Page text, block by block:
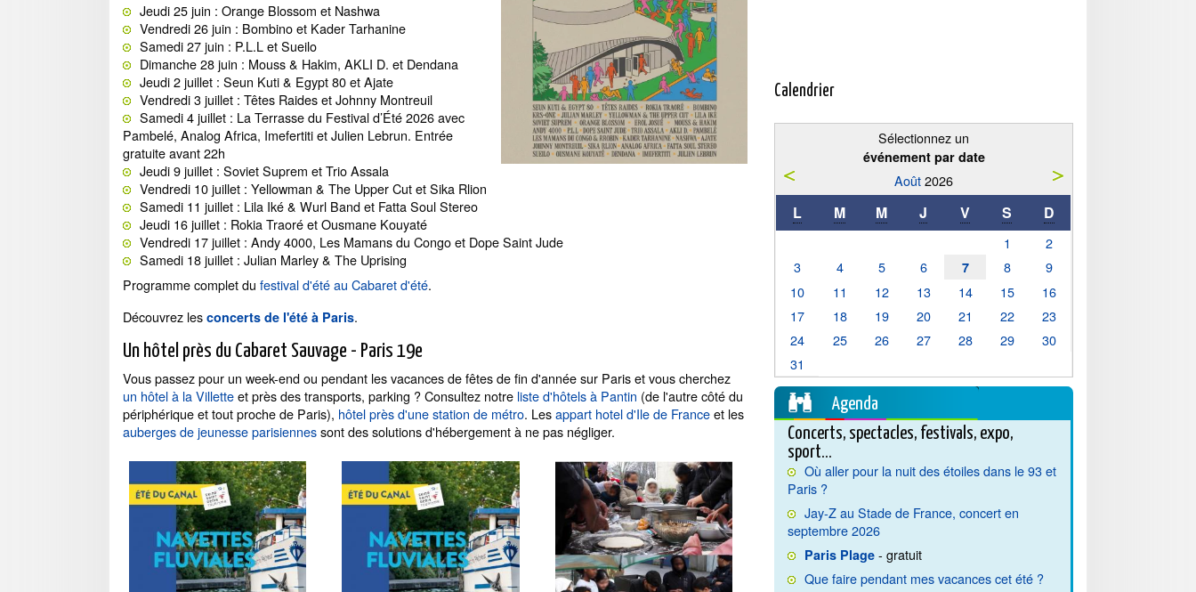
Jeudi 25 juin : Orange Blossom et Nashwa
Vendredi 26 juin : Bombino et Kader Tarhanine
Samedi 27 juin : P.L.L et Sueilo
Dimanche 28 juin : Mouss & Hakim, AKLI D. et Dendana
Jeudi 2 juillet : Seun Kuti & Egypt 80 et Ajate
Vendredi 3 juillet : Têtes Raides et Johnny Montreuil
Samedi 4 juillet : La Terrasse du Festival d’Été 2026 avec
Pambelé, Analog Africa, Imefertiti et Julien Lebrun. Entrée
gratuite avant 22h
Jeudi 9 juillet : Soviet Suprem et Trio Assala
Vendredi 10 juillet : Yellowman & The Upper Cut et Sika Rlion
Samedi 11 juillet : Lila Iké & Wurl Band et Fatta Soul Stereo
Jeudi 16 juillet : Rokia Traoré et Ousmane Kouyaté
Vendredi 17 juillet : Andy 4000, Les Mamans du Congo et Dope Saint Jude
Samedi 18 juillet : Julian Marley & The Uprising
Programme complet du festival d'été au Cabaret d'été.
Découvrez les concerts de l'été à Paris.
Un hôtel près du Cabaret Sauvage - Paris 19e
Vous passez pour un week-end ou pendant les vacances de fêtes de fin d'année sur Paris et vous cherchez
un hôtel à la Villetteet près des transports, parking ? Consultez notre liste d'hôtels à Pantin (de l'autre côté du
périphérique et tout proche de Paris), hôtel près d'une station de métro. Lesappart hotel d'Ile de Franceet les
auberges de jeunesse parisiennessont des solutions d'hébergement à ne pas négliger.
Calendrier
Sélectionnez un
événement par date
Août2026
L M M J V S D
1
2
3
4 5 6 7 8
9
10
11 12 13 14 15
16
17
18 19 20 21 22
23
24
25 26 27 28 29
30
31
Agenda
Concerts, spectacles, festivals, expo,
sport...
Où aller pour la nuit des étoiles dans le 93 et
Paris ?
Jay-Z au Stade de France, concert en
septembre 2026
Paris Plage - gratuit
Que faire pendant mes vacances cet été ?